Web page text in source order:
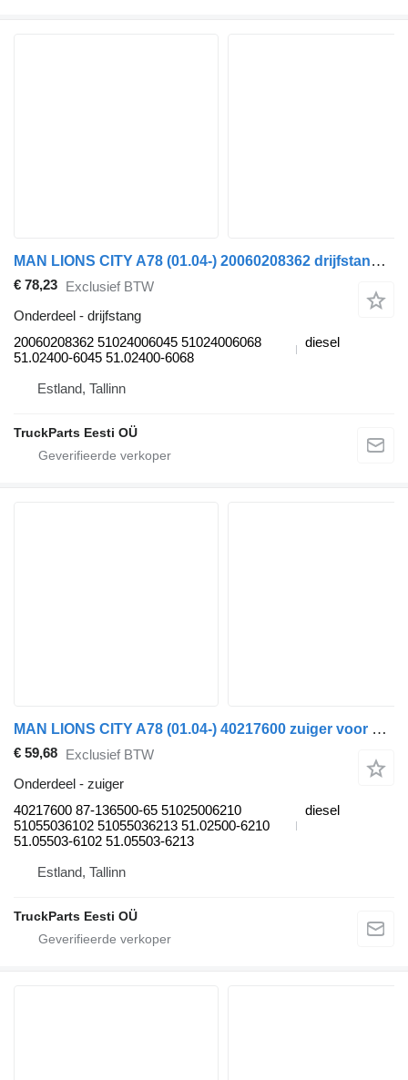
MAN LIONS CITY A78 (01.04-) 20060208362 drijfstang voor MAN Lion's bus (1991-)
€ 78,23 Exclusief BTW
Onderdeel - drijfstang
20060208362 51024006045 51024006068
51.02400-6045 51.02400-6068
diesel
Estland, Tallinn
TruckParts Eesti OÜ
MAN LIONS CITY A78 (01.04-) 40217600 zuiger voor MAN Lion's bus (1991-)
€ 59,68 Exclusief BTW
Onderdeel - zuiger
40217600 87-136500-65 51025006210
51055036102 51055036213 51.02500-6210
51.05503-6102 51.05503-6213
diesel
Estland, Tallinn
TruckParts Eesti OÜ